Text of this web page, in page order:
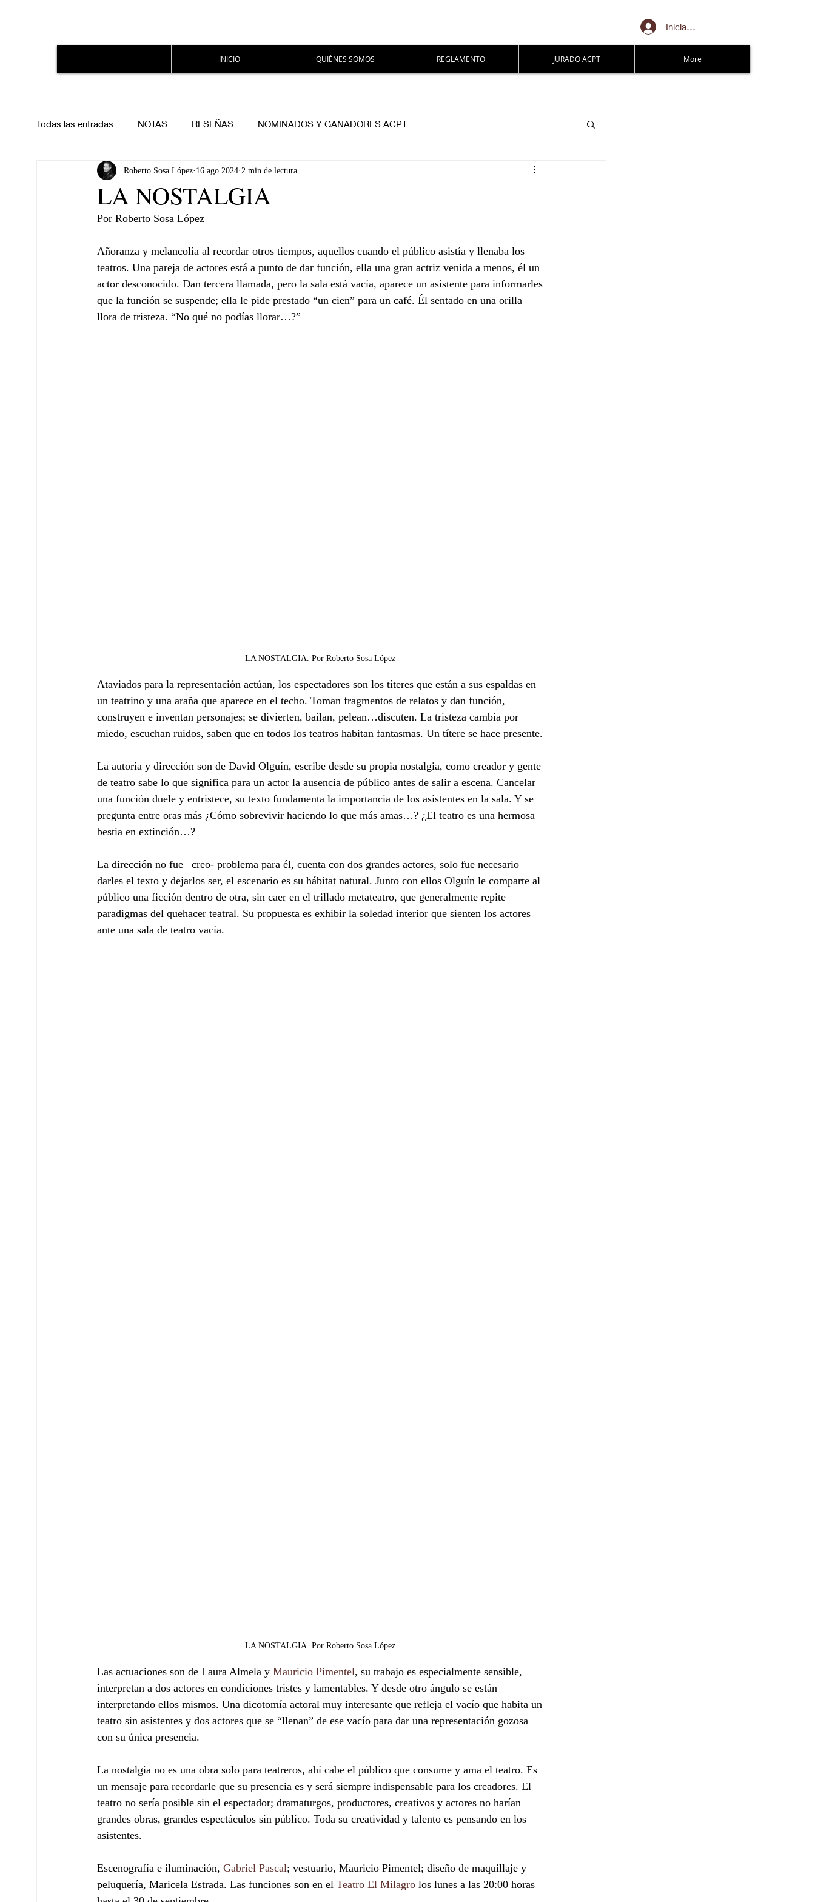
Iniciar sesión
INICIO QUIÉNES SOMOS REGLAMENTO JURADO ACPT More
Todas las entradas NOTAS RESEÑAS NOMINADOS Y GANADORES ACPT
LA NOSTALGIA
Roberto Sosa López 16 ago 2024 2 min de lectura
Por Roberto Sosa López
Añoranza y melancolía al recordar otros tiempos, aquellos cuando el público asistía y llenaba los
teatros. Una pareja de actores está a punto de dar función, ella una gran actriz venida a menos, él un
actor desconocido. Dan tercera llamada, pero la sala está vacía, aparece un asistente para informarles
que la función se suspende; ella le pide prestado “un cien” para un café. Él sentado en una orilla
llora de tristeza. “No qué no podías llorar…?”
LA NOSTALGIA. Por Roberto Sosa López
Ataviados para la representación actúan, los espectadores son los títeres que están a sus espaldas en
un teatrino y una araña que aparece en el techo. Toman fragmentos de relatos y dan función,
construyen e inventan personajes; se divierten, bailan, pelean…discuten. La tristeza cambia por
miedo, escuchan ruidos, saben que en todos los teatros habitan fantasmas. Un títere se hace presente.
La autoría y dirección son de David Olguín, escribe desde su propia nostalgia, como creador y gente
de teatro sabe lo que significa para un actor la ausencia de público antes de salir a escena. Cancelar
una función duele y entristece, su texto fundamenta la importancia de los asistentes en la sala. Y se
pregunta entre oras más ¿Cómo sobrevivir haciendo lo que más amas…? ¿El teatro es una hermosa
bestia en extinción…?
La dirección no fue –creo- problema para él, cuenta con dos grandes actores, solo fue necesario
darles el texto y dejarlos ser, el escenario es su hábitat natural. Junto con ellos Olguín le comparte al
público una ficción dentro de otra, sin caer en el trillado metateatro, que generalmente repite
paradigmas del quehacer teatral. Su propuesta es exhibir la soledad interior que sienten los actores
ante una sala de teatro vacía.
LA NOSTALGIA. Por Roberto Sosa López
Las actuaciones son de Laura Almela y Mauricio Pimentel, su trabajo es especialmente sensible,
interpretan a dos actores en condiciones tristes y lamentables. Y desde otro ángulo se están
interpretando ellos mismos. Una dicotomía actoral muy interesante que refleja el vacío que habita un
teatro sin asistentes y dos actores que se “llenan” de ese vacío para dar una representación gozosa
con su única presencia.
La nostalgia no es una obra solo para teatreros, ahí cabe el público que consume y ama el teatro. Es
un mensaje para recordarle que su presencia es y será siempre indispensable para los creadores. El
teatro no sería posible sin el espectador; dramaturgos, productores, creativos y actores no harían
grandes obras, grandes espectáculos sin público. Toda su creatividad y talento es pensando en los
asistentes.
Escenografía e iluminación, Gabriel Pascal; vestuario, Mauricio Pimentel; diseño de maquillaje y
peluquería, Maricela Estrada. Las funciones son en el Teatro El Milagro los lunes a las 20:00 horas